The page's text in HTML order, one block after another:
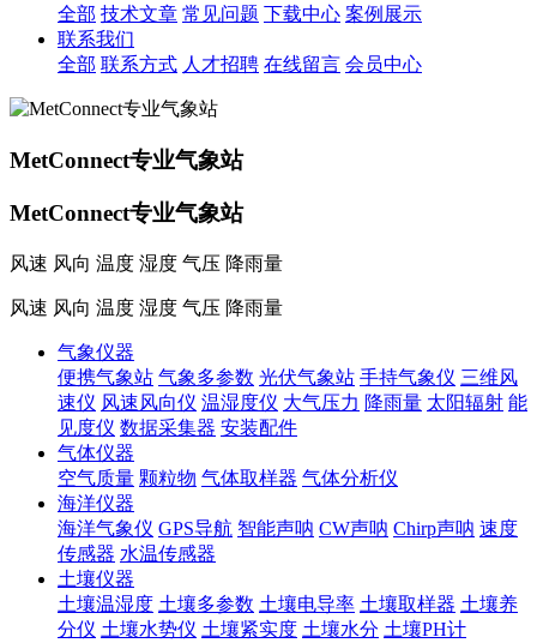
全部 技术文章 常见问题 下载中心 案例展示
联系我们
全部 联系方式 人才招聘 在线留言 会员中心
MetConnect专业气象站
MetConnect专业气象站
风速 风向 温度 湿度 气压 降雨量
风速 风向 温度 湿度 气压 降雨量
气象仪器
便携气象站 气象多参数 光伏气象站 手持气象仪 三维风
速仪 风速风向仪 温湿度仪 大气压力 降雨量 太阳辐射 能
见度仪 数据采集器 安装配件
气体仪器
空气质量 颗粒物 气体取样器 气体分析仪
海洋仪器
海洋气象仪 GPS导航 智能声呐 CW声呐 Chirp声呐 速度
传感器 水温传感器
土壤仪器
土壤温湿度 土壤多参数 土壤电导率 土壤取样器 土壤养
分仪 土壤水势仪 土壤紧实度 土壤水分 土壤PH计